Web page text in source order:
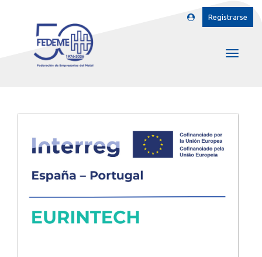
Registrarse